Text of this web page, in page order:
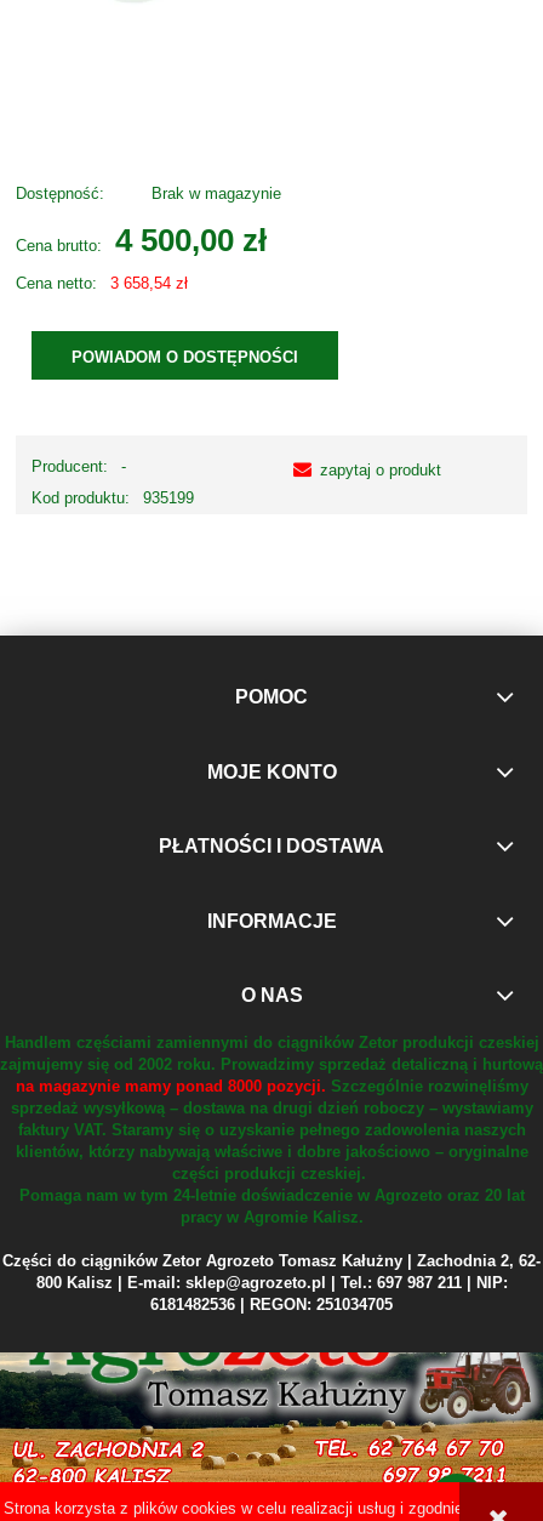
Strona korzysta z plików cookies w celu realizacji usług i zgodnie z
Dostępność: Brak w magazynie
Cena brutto: 4 500,00 zł
Cena netto: 3 658,54 zł
POWIADOM O DOSTĘPNOŚCI
Producent:
-
Kod produktu:
935199
zapytaj o produkt
POMOC
MOJE KONTO
PŁATNOŚCI I DOSTAWA
INFORMACJE
O NAS
Handlem częściami zamiennymi do ciągników Zetor produkcji czeskiej
zajmujemy się od 2002 roku. Prowadzimy sprzedaż detaliczną i hurtową
na magazynie mamy ponad 8000 pozycji. Szczególnie rozwinęliśmy
sprzedaż wysyłkową – dostawa na drugi dzień roboczy – wystawiamy
faktury VAT. Staramy się o uzyskanie pełnego zadowolenia naszych
klientów, którzy nabywają właściwe i dobre jakościowo – oryginalne
części produkcji czeskiej.
Pomaga nam w tym 24-letnie doświadczenie w Agrozeto oraz 20 lat
pracy w Agromie Kalisz.
Części do ciągników Zetor Agrozeto Tomasz Kałużny | Zachodnia 2, 62-
800 Kalisz | E-mail: sklep@agrozeto.pl | Tel.: 697 987 211 | NIP:
6181482536 | REGON: 251034705